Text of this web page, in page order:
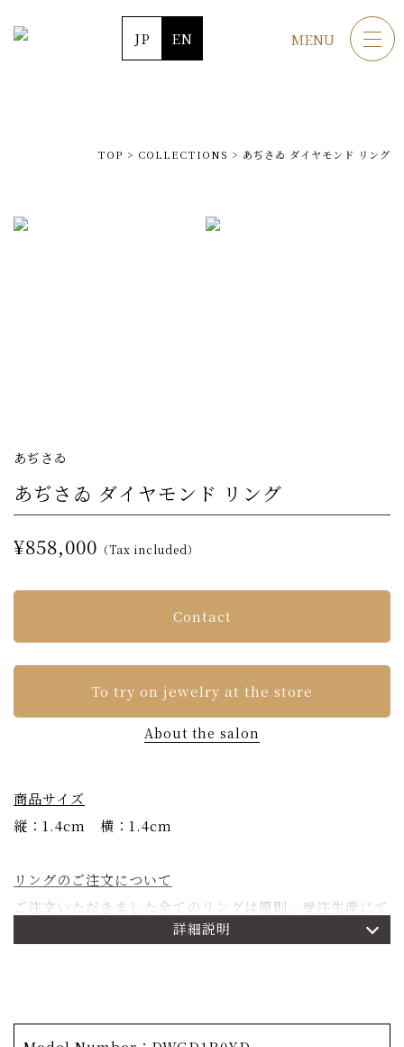
JP EN MENU
TOP > COLLECTIONS > あぢさゐ ダイヤモンド リング
あぢさゐ
あぢさゐ ダイヤモンド リング
¥858,000 （Tax included）
Contact
To try on jewelry at the store
About the salon
詳細説明
商品サイズ
縦：1.4cm 横：1.4cm
リングのご注文について
ご注文いただきました全てのリングは原則、受注生産にて
承ります。ご注文確定よりお届けまで約二か月お時間を頂
商品詳細